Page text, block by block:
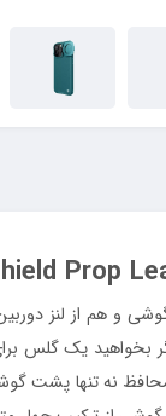
یک گلس
نه تنها پشت